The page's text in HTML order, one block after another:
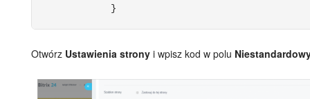
	 }
Otwórz Ustawienia strony i wpisz kod w polu